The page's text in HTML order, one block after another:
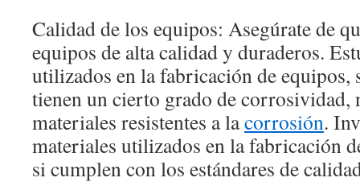
Calidad de los equipos: Asegúrate de
equipos de alta calidad y duraderos.
utilizados en la fabricación de equipos,
tienen un cierto grado de corrosividad,
materiales resistentes a lacorrosión.
materiales utilizados en la fabricación
si cumplen con los estándares de